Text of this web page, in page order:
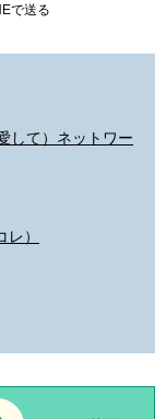
で送る
して）ネットワー
）